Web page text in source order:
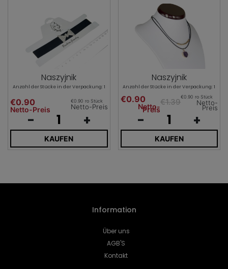
Naszyjnik
Anzahl der Stücke in der Verpackung: 1
€0.90
Netto-Preis
€0.90 ro Stück
Netto-Preis
- +
KAUFEN
Naszyjnik
Anzahl der Stücke in der Verpackung: 1
€0.90
Netto-
Preis
€1.39€0.90 ro Stück
Netto-
Preis
- +
KAUFEN
Information
Über uns
AGB'S
Kontakt